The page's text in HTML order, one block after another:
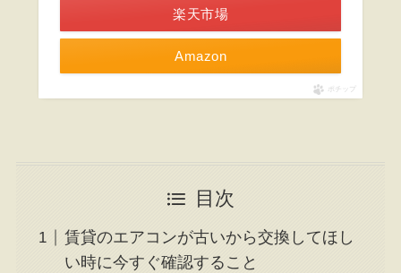
Amazon
楽天市場
ポチップ
目次
賃貸のエアコンが古いから交換してほし
い時に今すぐ確認すること